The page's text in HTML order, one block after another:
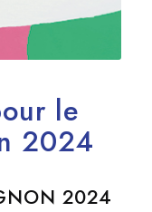
le
2024
2024